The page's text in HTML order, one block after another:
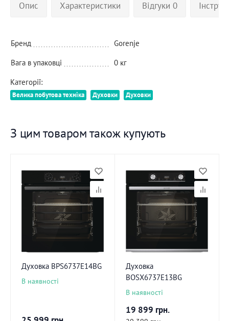
Опис Характеристики Відгуки 0
Бренд
Gorenje
Вага в упаковці
0 кг
Категорії:
Велика побутова техніка Духовки Духовки
З цим товаром також купують
Духовка BPS6737E14BG
В наявності
Духовка
BOSX6737E13BG
В наявності
19 899 грн.